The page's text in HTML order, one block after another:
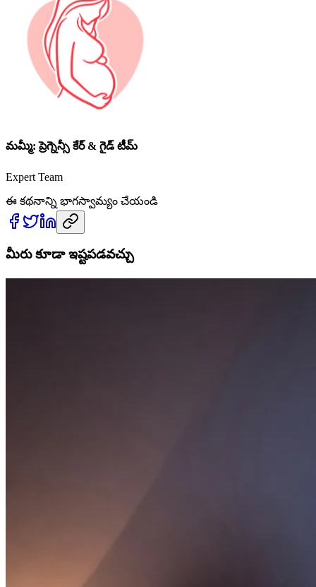
మమ్మీ: ప్రెగ్నెన్సీ కేర్ & గైడ్ టీమ్
Expert Team
ఈ కథనాన్ని భాగస్వామ్యం చేయండి
మీరు కూడా ఇష్టపడవచ్చు